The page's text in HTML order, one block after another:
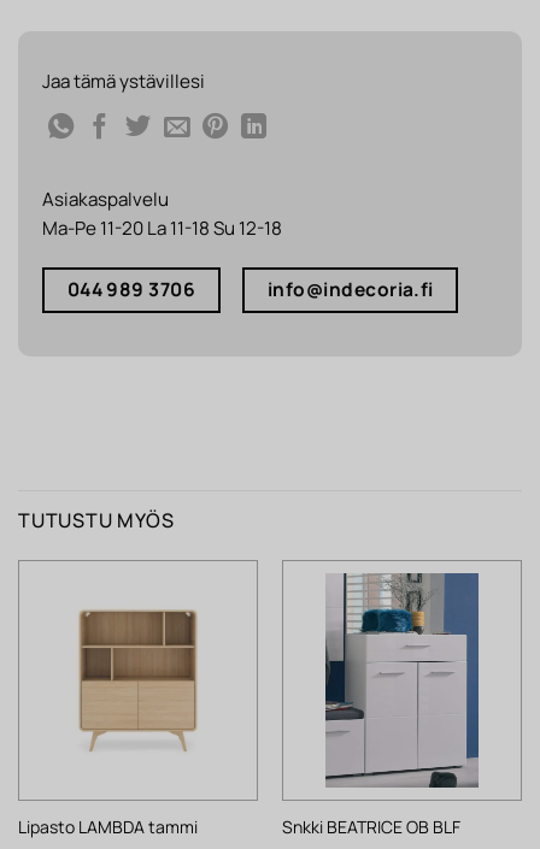
Jaa tämä ystävillesi
Asiakaspalvelu
Ma-Pe 11-20 La 11-18 Su 12-18
044 989 3706 info@indecoria.fi
TUTUSTU MYÖS
Lipasto LAMBDA tammi Snkki BEATRICE OB BLF